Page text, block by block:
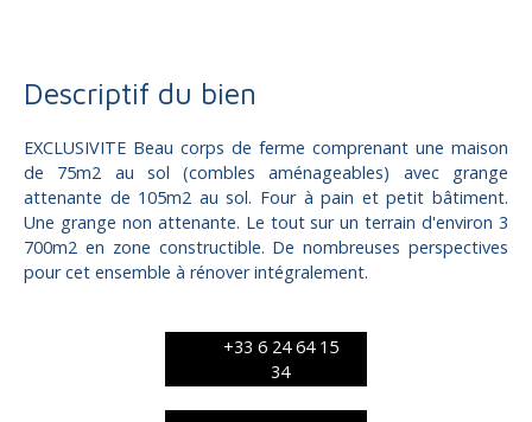
Descriptif du bien
EXCLUSIVITE Beau corps de ferme comprenant une maison
de 75m2 au sol (combles aménageables) avec grange
attenante de 105m2 au sol. Four à pain et petit bâtiment.
Une grange non attenante. Le tout sur un terrain d'environ 3
700m2 en zone constructible. De nombreuses perspectives
pour cet ensemble à rénover intégralement.
+33 6 24 64 15
34